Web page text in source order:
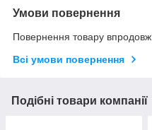
Умови повернення
Повернення товару
Всі умови повернення
Подібні товари компанії